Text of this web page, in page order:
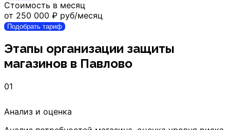
Стоимость в месяц
от 250 000 ₽ руб/месяц
Подобрать тариф
Этапы организации защиты
магазинов в Павлово
01
Анализ и оценка